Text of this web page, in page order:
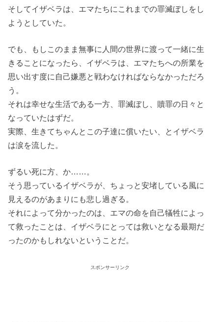
そしてイザベラは、エマたちにこれまでの罪滅ぼしをし
ようとしていた。
でも、もしこのまま無事に人間の世界に渡って一緒に生
きることになったら、イザベラは、エマたちへの所業を
思い出す度に自己嫌悪と戦わなければならなかっただろ
う。
それは幸せな生活である一方、罪滅ぼし、贖罪の日々と
なっていたはずだ。
実際、生きてちゃんとこの子達に償いたい、とイザベラ
は涙を流した。
ずるい死に方、か……。
そう思っているイザベラが、ちょっと安堵している風に
見えるのがあまりにも悲し過ぎる。
それによって分かったのは、エマの命を自己犠牲によっ
て救ったことは、イザベラにとっては救いとなる最期だ
ったのかもしれないということだ。
スポンサーリンク